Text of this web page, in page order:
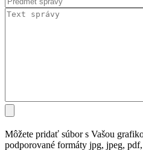
Môžete pridať súbor s Vašou
podporované formáty jpg, jpeg,